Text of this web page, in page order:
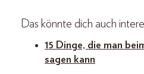
Das könnte dich auch
15 Dinge, die man
sagen kann